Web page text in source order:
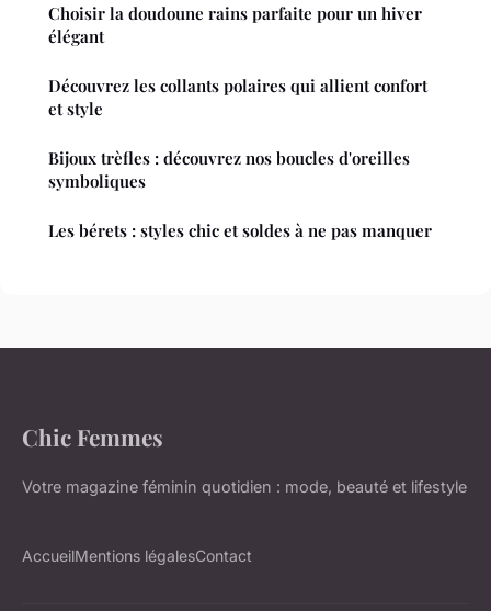
Choisir la doudoune rains parfaite pour un hiver
élégant
Découvrez les collants polaires qui allient confort
et style
Bijoux trèfles : découvrez nos boucles d'oreilles
symboliques
Les bérets : styles chic et soldes à ne pas manquer
Chic Femmes
Votre magazine féminin quotidien : mode, beauté et lifestyle
AccueilMentions légalesContact